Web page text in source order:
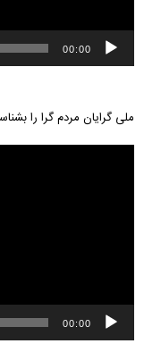
00:00
ملی گرایان مردم گرا را
00:00